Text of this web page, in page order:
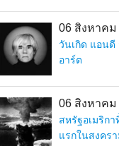
06 สิงหาคม
วันเกิด แอนดี
อาร์ต
06 สิงหาคม
สหรัฐอเมริก
แรกในสงคร